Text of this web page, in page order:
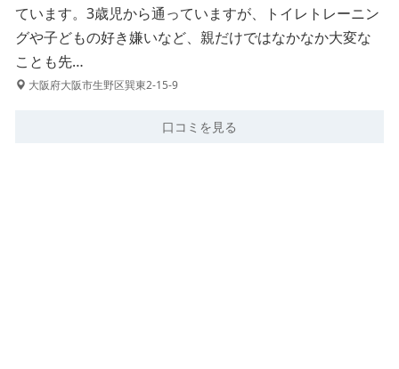
ています。3歳児から通っていますが、トイレトレーニン
グや子どもの好き嫌いなど、親だけではなかなか大変な
ことも先…
大阪府大阪市生野区巽東2-15-9
口コミを見る